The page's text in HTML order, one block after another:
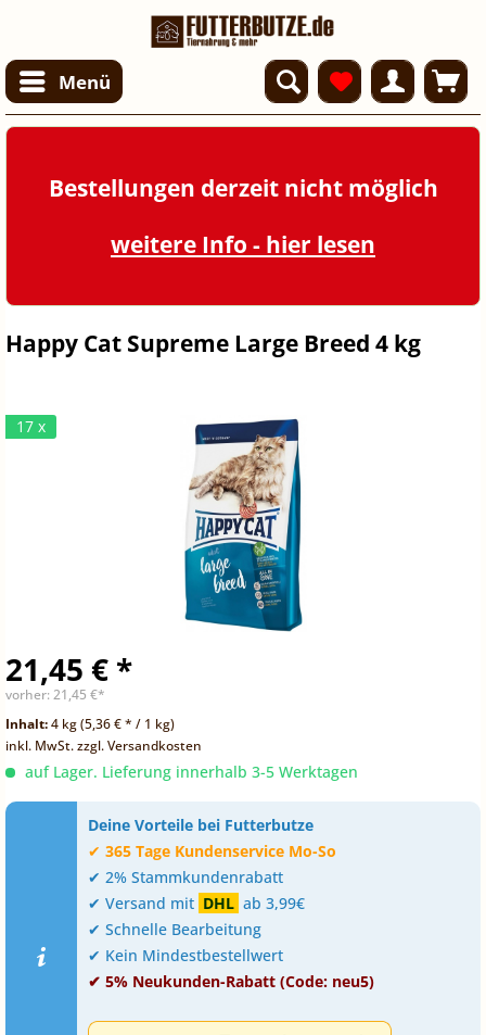
Menü
Bestellungen derzeit nicht möglich
weitere Info - hier lesen
Happy Cat Supreme Large Breed 4 kg
17 x
21,45 € *
vorher: 21,45 €*
Inhalt:4 kg (5,36 € * / 1 kg)
inkl. MwSt.zzgl. Versandkosten
auf Lager. Lieferung innerhalb 3-5 Werktagen
Deine Vorteile bei Futterbutze
✔ 365 Tage Kundenservice Mo-So
✔ 2% Stammkundenrabatt
✔ Versand mit DHL ab 3,99€
✔ Schnelle Bearbeitung
✔ Kein Mindestbestellwert
✔ 5% Neukunden-Rabatt (Code: neu5)